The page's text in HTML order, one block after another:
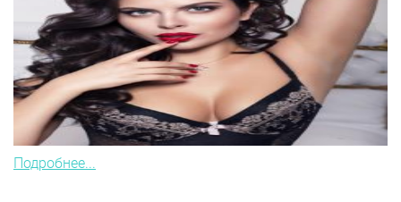
Подробнее...